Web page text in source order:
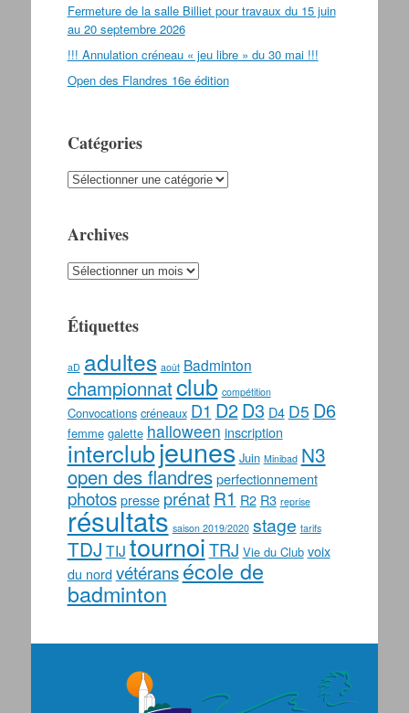
Fermeture de la salle Billiet pour travaux du 15 juin
au 20 septembre 2026
!!! Annulation créneau « jeu libre » du 30 mai !!!
Open des Flandres 16e édition
Catégories
Catégories
Archives
Archives
Étiquettes
aD adultes août Badminton
championnatclub compétition
Convocations créneaux D1 D2 D3 D4 D5 D6
femme galette halloween inscription
interclubjeunes Juin Minibad N3
open des flandres perfectionnement
photos presse prénat R1 R2 R3 reprise
résultats saison 2019/2020 stage tarifs
TDJ TIJ tournoiTRJ Vie du Club voix
du nord vétéransécole de
badminton